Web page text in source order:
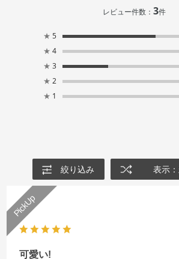
レビュー件数：3件
★ 5
★ 4
★ 3
★ 2
★ 1
絞り込み 表示
可愛い!